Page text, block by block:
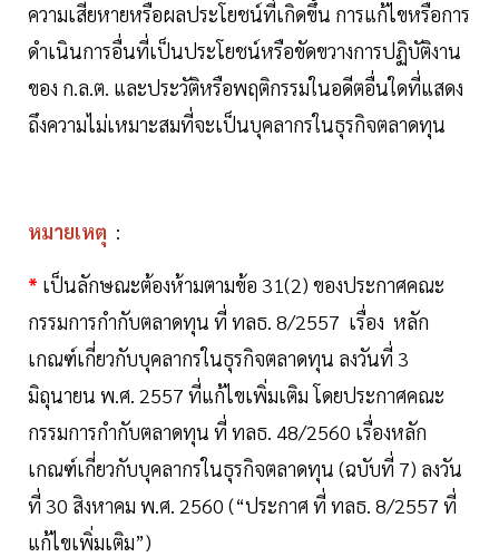
ความเสียหายหรือผลประโยชน์ที่เกิดขึ้น การแก้ไขหรือการ
ดำเนินการอื่นที่เป็นประโยชน์หรือขัดขวางการปฏิบัติงาน
ของ ก.ล.ต. และประวัติหรือพฤติกรรมในอดีตอื่นใดที่แสดง
ถึงความไม่เหมาะสมที่จะเป็นบุคลากรในธุรกิจตลาดทุน
หมายเหตุ :
* เป็นลักษณะต้องห้ามตามข้อ 31(2) ของประกาศคณะ
กรรมการกำกับตลาดทุน ที่ ทลธ. 8/2557 เรื่อง หลัก
เกณฑ์เกี่ยวกับบุคลากรในธุรกิจตลาดทุน ลงวันที่ 3
มิถุนายน พ.ศ. 2557 ที่แก้ไขเพิ่มเติม โดยประกาศคณะ
กรรมการกำกับตลาดทุน ที่ ทลธ. 48/2560 เรื่องหลัก
เกณฑ์เกี่ยวกับบุคลากรในธุรกิจตลาดทุน (ฉบับที่ 7) ลงวัน
ที่ 30 สิงหาคม พ.ศ. 2560 (“ประกาศ ที่ ทลธ. 8/2557 ที่
แก้ไขเพิ่มเติม”)